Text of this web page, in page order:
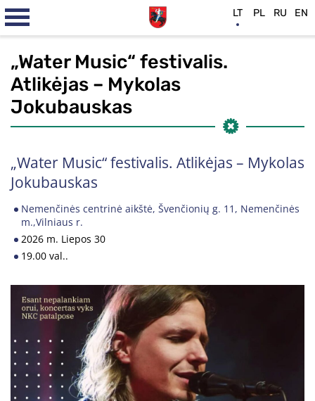
„Water Music“ festivalis.
Atlikėjas – Mykolas
Jokubauskas
„Water Music“ festivalis. Atlikėjas – Mykolas
Jokubauskas
Nemenčinės centrinė aikštė, Švenčionių g. 11, Nemenčinės
m.,Vilniaus r.
2026 m. Liepos 30
19.00 val..
LT PL RU EN